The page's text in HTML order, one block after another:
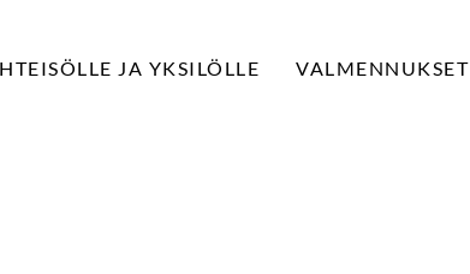
JA YKSILÖLLE VALMENNUKSET